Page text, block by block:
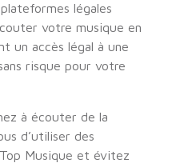
légales
votre musique en
un accès légal à une
risque pour votre
à écouter de la
d’utiliser des
Musique et évitez